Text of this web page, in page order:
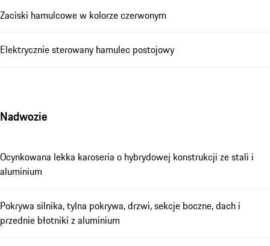
Zaciski hamulcowe w kolorze czerwonym
Elektrycznie sterowany hamulec postojowy
Nadwozie
Ocynkowana lekka karoseria o hybrydowej konstrukcji ze stali i
aluminium
Pokrywa silnika, tylna pokrywa, drzwi, sekcje boczne, dach i
przednie błotniki z aluminium